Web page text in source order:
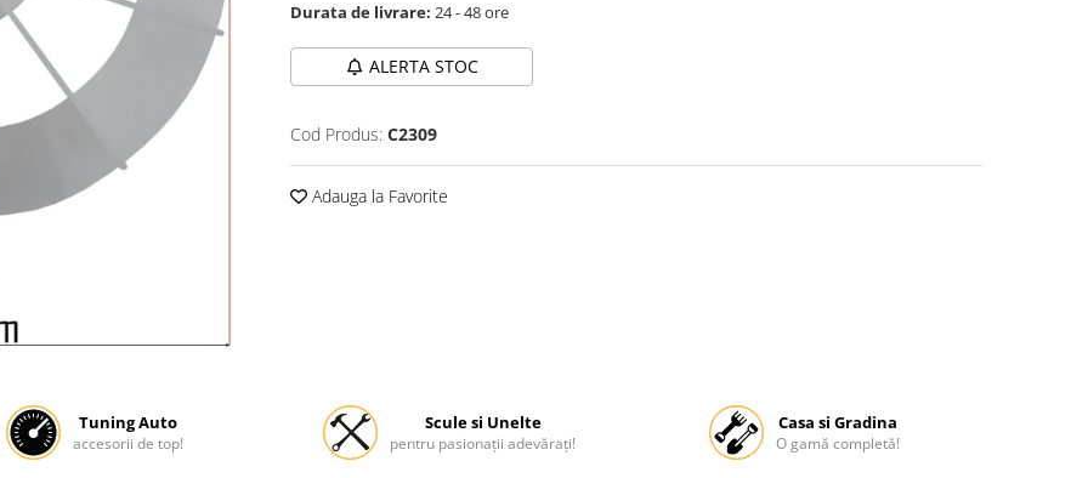
Durata de livrare: 24 - 48 ore
ALERTA STOC
Cod Produs: C2309
Adauga la Favorite
Tuning Auto
accesorii de top!
Scule si Unelte
pentru pasionații adevărați!
Casa si Gradina
O gamă completă!